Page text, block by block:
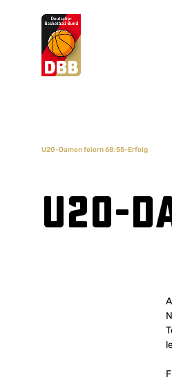
Suchvorschläge
U20-Damen feiern 68:55-Erfolg
U20-